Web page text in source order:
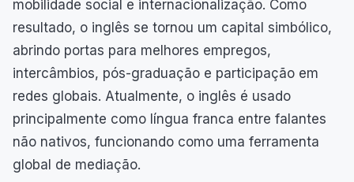
mobilidade social e internacionalização. Como
resultado, o inglês se tornou um capital simbólico,
abrindo portas para melhores empregos,
intercâmbios, pós-graduação e participação em
redes globais. Atualmente, o inglês é usado
principalmente como língua franca entre falantes
não nativos, funcionando como uma ferramenta
global de mediação.